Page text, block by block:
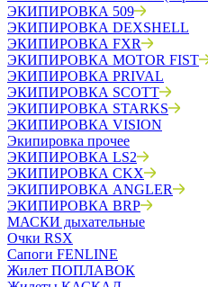
ЭКИПИРОВКА 509
ЭКИПИРОВКА DEXSHELL
ЭКИПИРОВКА FXR
ЭКИПИРОВКА MOTOR FIST
ЭКИПИРОВКА PRIVAL
ЭКИПИРОВКА SCOTT
ЭКИПИРОВКА STARKS
ЭКИПИРОВКА VISION
Экипировка прочее
ЭКИПИРОВКА LS2
ЭКИПИРОВКА CKX
ЭКИПИРОВКА ANGLER
ЭКИПИРОВКА BRP
МАСКИ дыхательные
Очки RSX
Сапоги FENLINE
Жилет ПОПЛАВОК